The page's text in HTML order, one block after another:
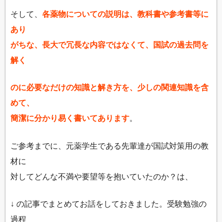
そして、 各薬物についての説明は、教科書や参考書等に
あり
がちな、長大で冗長な内容ではなくて、国試の過去問を
解く
のに必要なだけの知識と解き方を、少しの関連知識を含
めて、
簡潔に分かり易く書いてあります。
ご参考までに、元薬学生である先輩達が国試対策用の教
材に
対してどんな不満や要望等を抱いていたのか？は、
↓ の記事でまとめてお話をしておきました。受験勉強の
過程